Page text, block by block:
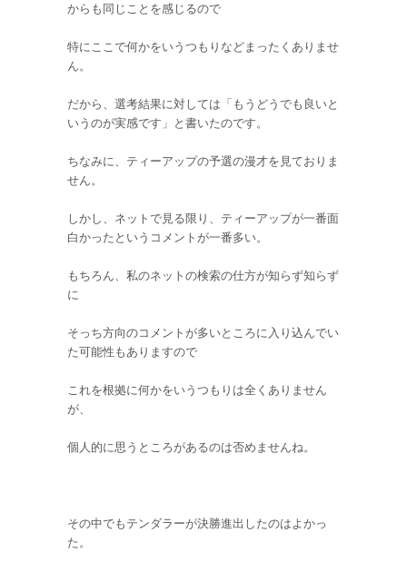
からも同じことを感じるので
特にここで何かをいうつもりなどまったくありませ
ん。
だから、選考結果に対しては「もうどうでも良いと
いうのが実感です」と書いたのです。
ちなみに、ティーアップの予選の漫才を見ておりま
せん。
しかし、ネットで見る限り、ティーアップが一番面
白かったというコメントが一番多い。
もちろん、私のネットの検索の仕方が知らず知らず
に
そっち方向のコメントが多いところに入り込んでい
た可能性もありますので
これを根拠に何かをいうつもりは全くありません
が、
個人的に思うところがあるのは否めませんね。
その中でもテンダラーが決勝進出したのはよかっ
た。